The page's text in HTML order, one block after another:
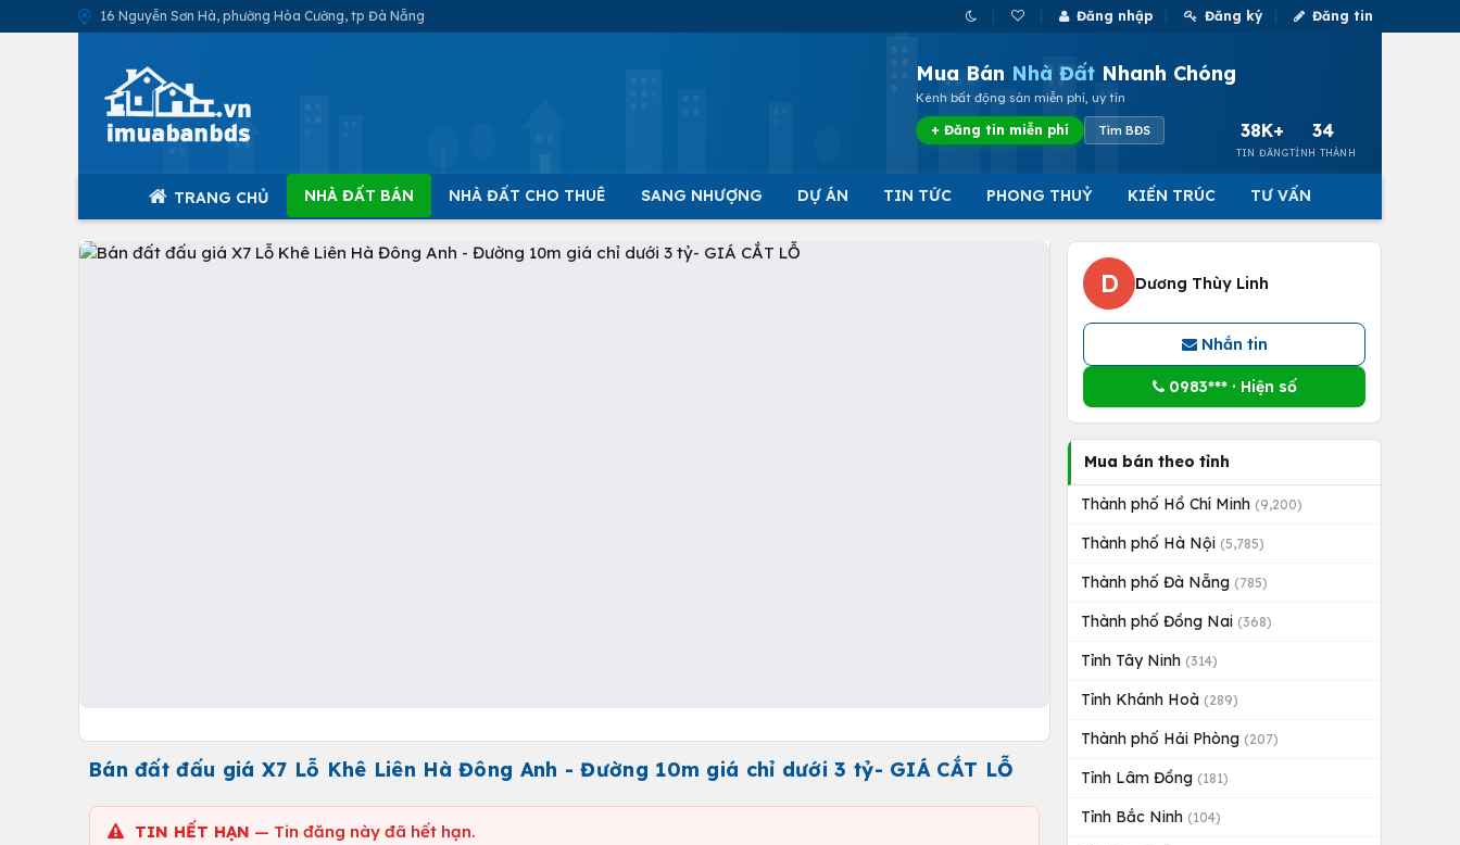
16 Nguyễn Sơn Hà, phường Hòa Cường, tp Đà Nẵng Đăng nhập Đăng ký Đăng tin
Mua Bán Nhà Đất Nhanh Chóng
Kênh bất động sản miễn phí, uy tín
+ Đăng tin miễn phí Tìm BĐS 38K+
TIN ĐĂNG
34
TỈNH THÀNH
TRANG CHỦ NHÀ ĐẤT BÁN NHÀ ĐẤT CHO THUÊ SANG NHƯỢNG DỰ ÁN TIN TỨC PHONG THUỶ KIẾN TRÚC TƯ VẤN
Bán đất đấu giá X7 Lỗ Khê Liên Hà Đông Anh - Đường 10m giá chỉ dưới 3 tỷ- GIÁ CẮT LỖ
TIN HẾT HẠN — Tin đăng này đã hết hạn.
D Dương Thùy Linh
Nhắn tin
0983*** · Hiện số
Mua bán theo tỉnh
Thành phố Hồ Chí Minh (9,200)
Thành phố Hà Nội (5,785)
Thành phố Đà Nẵng (785)
Thành phố Đồng Nai (368)
Tỉnh Tây Ninh (314)
Tỉnh Khánh Hoà (289)
Thành phố Hải Phòng (207)
Tỉnh Lâm Đồng (181)
Tỉnh Bắc Ninh (104)